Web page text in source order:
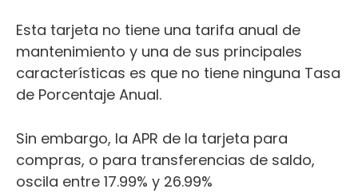
Esta tarjeta no tiene una tarifa anual de
mantenimiento y una de sus principales
características es que no tiene ninguna Tasa
de Porcentaje Anual.
Sin embargo, la APR de la tarjeta para
compras, o para transferencias de saldo,
oscila entre 17.99% y 26.99%